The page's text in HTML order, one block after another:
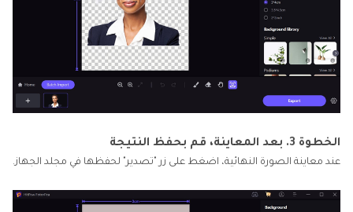
الخطوة 3. بعد المعاينة، قم بحفظ النتيجة
عند معاينة الصورة النهائية، اضغط على زر "تصدير" لحفظها في مجلد الجهاز.